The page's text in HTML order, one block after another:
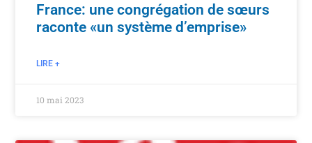
France: une congrégation de sœurs
raconte «un système d’emprise»
LIRE +
10 mai 2023